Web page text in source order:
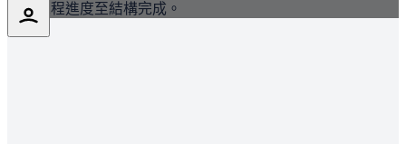
建案工程進度至結構完成。